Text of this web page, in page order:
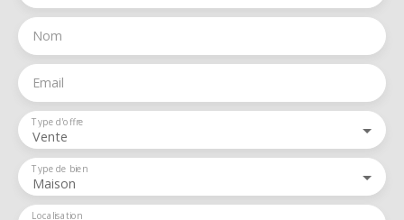
Nom
Email
Vente
Type d'offre
Maison
Type de bien
Localisation